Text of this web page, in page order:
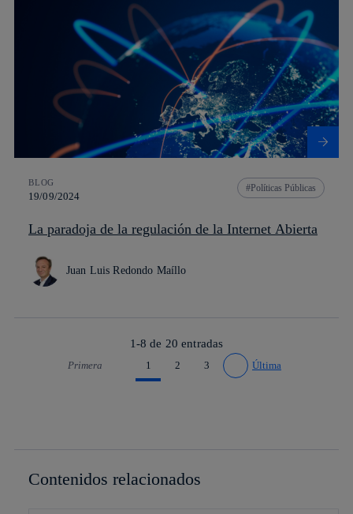
BLOG
19/09/2024
Políticas Públicas
La paradoja de la regulación de la Internet Abierta
Juan Luis Redondo Maíllo
1-8 de 20 entradas
Primera
Ir a página anterior
1 2 3
Ir a página siguiente
Última
Contenidos relacionados